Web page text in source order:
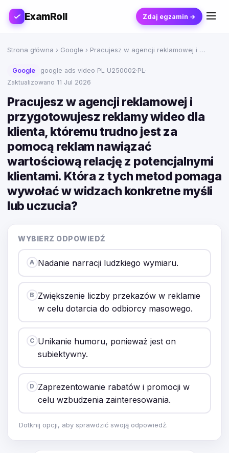
ExamRoll Zdaj egzamin →
Strona główna › Google › Pracujesz w agencji reklamowej i …
Google google ads video PL U250002·PL·
Zaktualizowano 11 Jul 2026
Pracujesz w agencji reklamowej i
przygotowujesz reklamy wideo dla
klienta, któremu trudno jest za
pomocą reklam nawiązać
wartościową relację z potencjalnymi
klientami. Która z tych metod pomaga
wywołać w widzach konkretne myśli
lub uczucia?
WYBIERZ ODPOWIEDŹ
A Nadanie narracji ludzkiego wymiaru.
B Zwiększenie liczby przekazów w reklamie
w celu dotarcia do odbiorcy masowego.
C Unikanie humoru, ponieważ jest on
subiektywny.
D Zaprezentowanie rabatów i promocji w
celu wzbudzenia zainteresowania.
Dotknij opcji, aby sprawdzić swoją odpowiedź.